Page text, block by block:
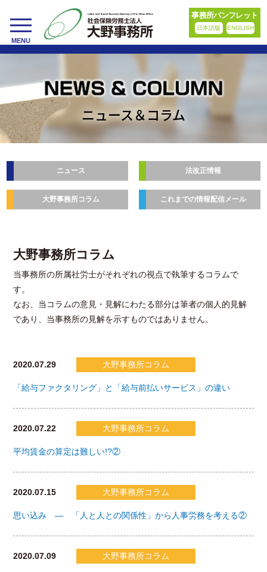
toggle
navigation
MENU
事務所パンフレット
日本語版 ENGLISH
ニュース＆コラム
ニュース 法改正情報
大野事務所コラム これまでの情報配信メール
大野事務所コラム
当事務所の所属社労士がそれぞれの視点で執筆するコラムで
す。
なお、当コラムの意見・見解にわたる部分は筆者の個人的見解
であり、当事務所の見解を示すものではありません。
2020.07.29 大野事務所コラム
「給与ファクタリング」と「給与前払いサービス」の違い
2020.07.22 大野事務所コラム
平均賃金の算定は難しい!?②
2020.07.15 大野事務所コラム
思い込み ― 「人と人との関係性」から人事労務を考える②
2020.07.09 大野事務所コラム